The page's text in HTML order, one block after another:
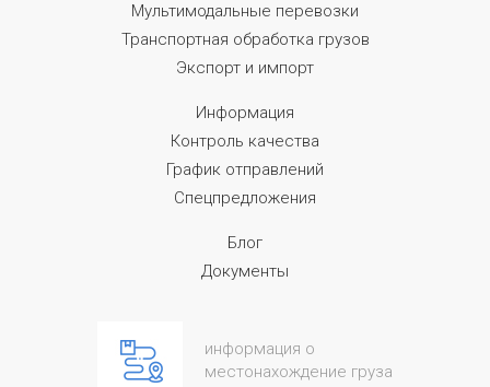
Мультимодальные перевозки
Транспортная обработка грузов
Экспорт и импорт
Информация
Контроль качества
График отправлений
Спецпредложения
Блог
Документы
информация о
местонахождение груза